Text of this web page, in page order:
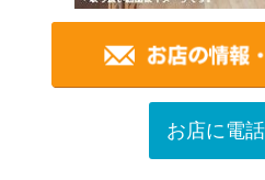
お店に電